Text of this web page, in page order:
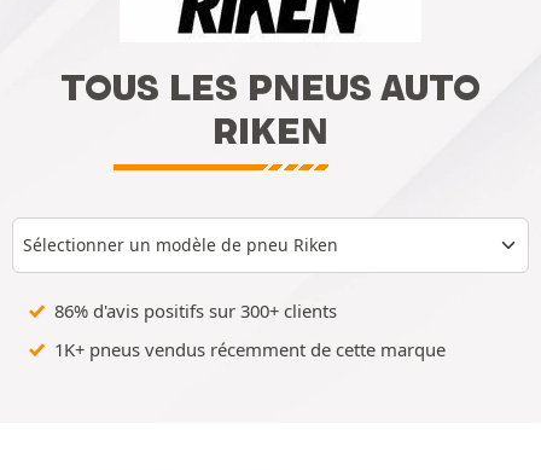
TOUS LES PNEUS AUTO
RIKEN
Sélectionner un modèle de pneu Riken
86% d'avis positifs sur 300+ clients
1K+ pneus vendus récemment de cette marque